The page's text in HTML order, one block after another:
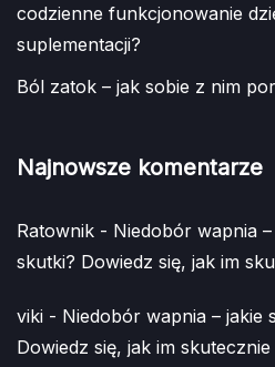
codzienne funkcjonowanie
suplementacji?
Ból zatok – jak sobie z nim
Najnowsze komentarze
Ratownik - Niedobór wapnia
skutki? Dowiedz się, jak im
viki - Niedobór wapnia – jakie
Dowiedz się, jak im